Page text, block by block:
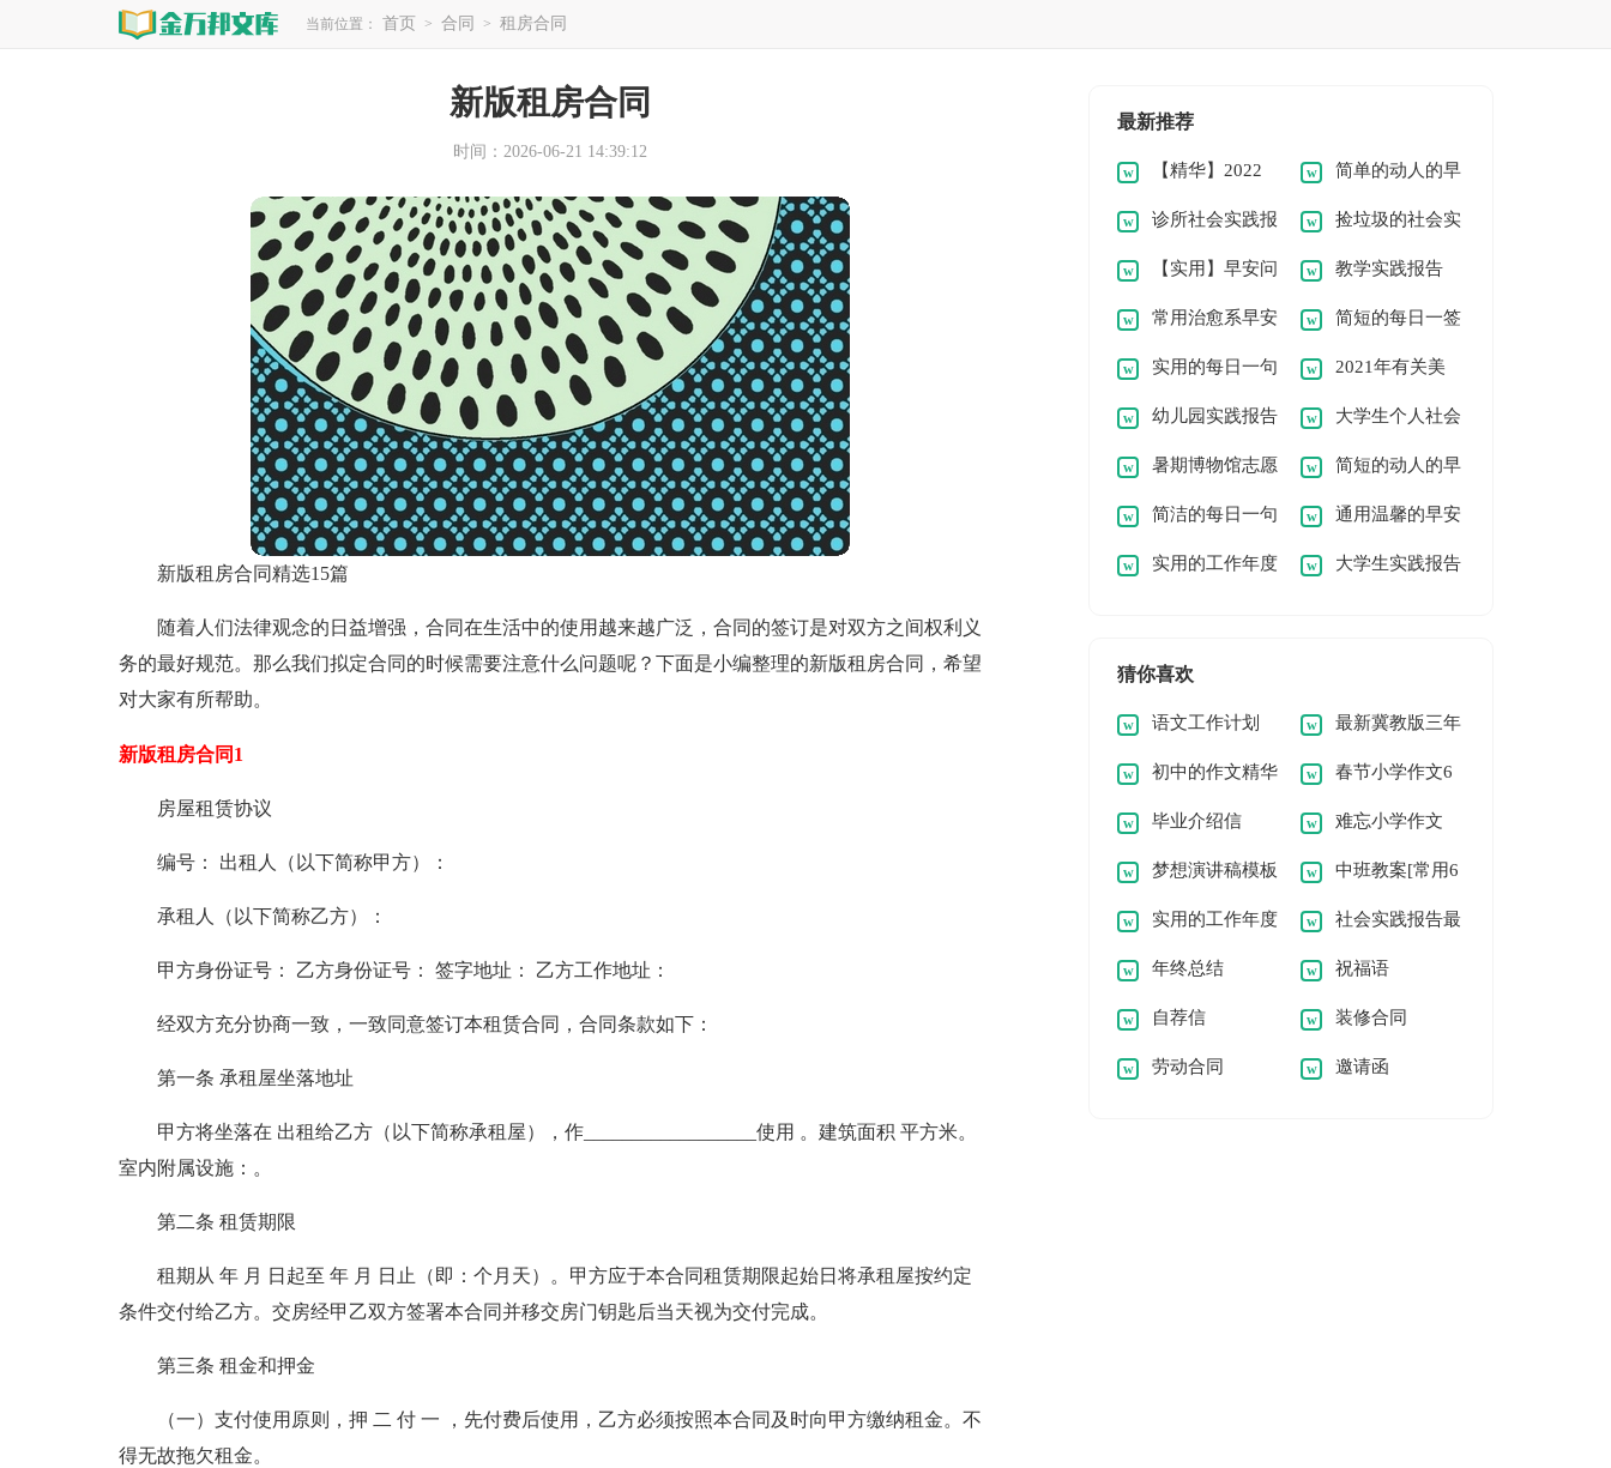
当前位置： 首页 > 合同 > 租房合同
新版租房合同
时间：2026-06-21 14:39:12
新版租房合同精选15篇
随着人们法律观念的日益增强，合同在生活中的使用越来越广泛，合同的签订是对双方之间权利义
务的最好规范。那么我们拟定合同的时候需要注意什么问题呢？下面是小编整理的新版租房合同，希望
对大家有所帮助。
新版租房合同1
房屋租赁协议
编号： 出租人（以下简称甲方）：
承租人（以下简称乙方）：
甲方身份证号： 乙方身份证号： 签字地址： 乙方工作地址：
经双方充分协商一致，一致同意签订本租赁合同，合同条款如下：
第一条 承租屋坐落地址
甲方将坐落在 出租给乙方（以下简称承租屋），作__________________使用 。建筑面积 平方米。
室内附属设施：。
第二条 租赁期限
租期从 年 月 日起至 年 月 日止（即：个月天）。甲方应于本合同租赁期限起始日将承租屋按约定
条件交付给乙方。交房经甲乙双方签署本合同并移交房门钥匙后当天视为交付完成。
第三条 租金和押金
（一）支付使用原则，押 二 付 一 ，先付费后使用，乙方必须按照本合同及时向甲方缴纳租金。不
得无故拖欠租金。
最新推荐
【精华】2022
年动人的早安问候语
语录汇总70条
简单的动人的早
安问候语语录52条
诊所社会实践报
告(优秀)
捡垃圾的社会实
践报告范文（通用
11篇）
【实用】早安问
候语语录汇编57条
教学实践报告
常用治愈系早安
问候语语录汇总50
句
简短的每日一签
早安问候语语录集合
52句
实用的每日一句
早安问候语语录合集
53句
2021年有关美
好的早安问候语语录
30句
幼儿园实践报告
范文
大学生个人社会
实践报告[热]
暑期博物馆志愿
者实践报告
简短的动人的早
安问候语语录19条
简洁的每日一句
早安问候语语录集锦
通用温馨的早安
问候语语录集锦50
实用的工作年度 大学生实践报告
猜你喜欢
语文工作计划 最新冀教版三年
级语文教案
初中的作文精华
[5篇]
春节小学作文6
篇[必备]
毕业介绍信 难忘小学作文
400字汇总10篇
梦想演讲稿模板 中班教案[常用6
篇]
实用的工作年度
计划【精华】
社会实践报告最
新
年终总结 祝福语
自荐信 装修合同
劳动合同 邀请函